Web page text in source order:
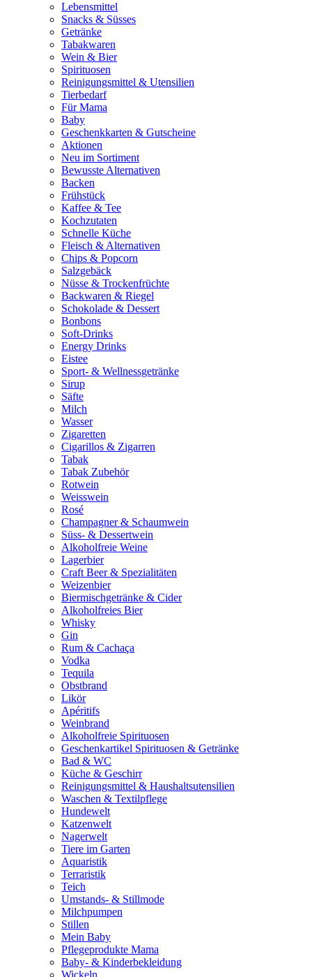
Lebensmittel
Snacks & Süsses
Getränke
Tabakwaren
Wein & Bier
Spirituosen
Reinigungsmittel & Utensilien
Tierbedarf
Für Mama
Baby
Geschenkkarten & Gutscheine
Aktionen
Neu im Sortiment
Bewusste Alternativen
Backen
Frühstück
Kaffee & Tee
Kochzutaten
Schnelle Küche
Fleisch & Alternativen
Chips & Popcorn
Salzgebäck
Nüsse & Trockenfrüchte
Backwaren & Riegel
Schokolade & Dessert
Bonbons
Soft-Drinks
Energy Drinks
Eistee
Sport- & Wellnessgetränke
Sirup
Säfte
Milch
Wasser
Zigaretten
Cigarillos & Zigarren
Tabak
Tabak Zubehör
Rotwein
Weisswein
Rosé
Champagner & Schaumwein
Süss- & Dessertwein
Alkoholfreie Weine
Lagerbier
Craft Beer & Spezialitäten
Weizenbier
Biermischgetränke & Cider
Alkoholfreies Bier
Whisky
Gin
Rum & Cachaça
Vodka
Tequila
Obstbrand
Likör
Apéritifs
Weinbrand
Alkoholfreie Spirituosen
Geschenkartikel Spirituosen & Getränke
Bad & WC
Küche & Geschirr
Reinigungsmittel & Haushaltsutensilien
Waschen & Textilpflege
Hundewelt
Katzenwelt
Nagerwelt
Tiere im Garten
Aquaristik
Terraristik
Teich
Umstands- & Stillmode
Milchpumpen
Stillen
Mein Baby
Pflegeprodukte Mama
Baby- & Kinderbekleidung
Wickeln